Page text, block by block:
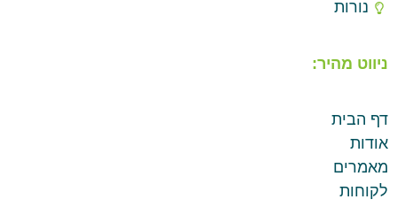
נורות
ניווט מהיר:
דף הבית
אודות
מאמרים
לקוחות